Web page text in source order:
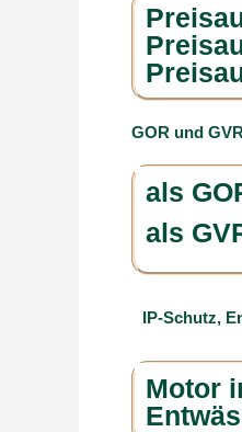
GOR und GVR
als
als
IP-Schutz,
Motor